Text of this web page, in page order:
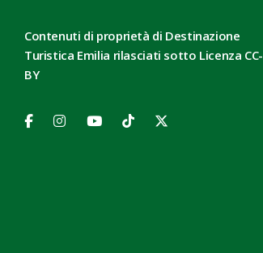
Contenuti di proprietà di Destinazione
Turistica Emilia rilasciati sotto Licenza CC-
BY